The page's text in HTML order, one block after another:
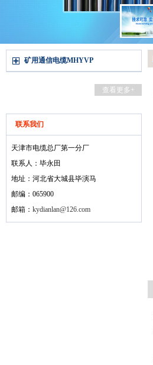
矿用通信电缆MHYVP
查看更多+
联系我们
天津市电缆总厂第一分厂
联系人：毕永田
地址：河北省大城县毕演马
邮编：065900
邮箱： kydianlan@126.com